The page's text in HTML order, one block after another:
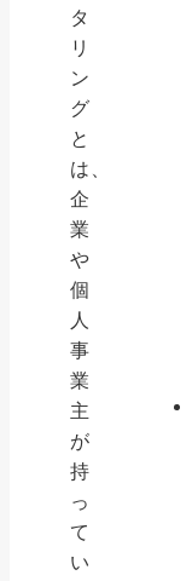
タ
リ
ン
グ
と
は、
企
業
や
個
人
事
業
主
が
持
っ
て
い